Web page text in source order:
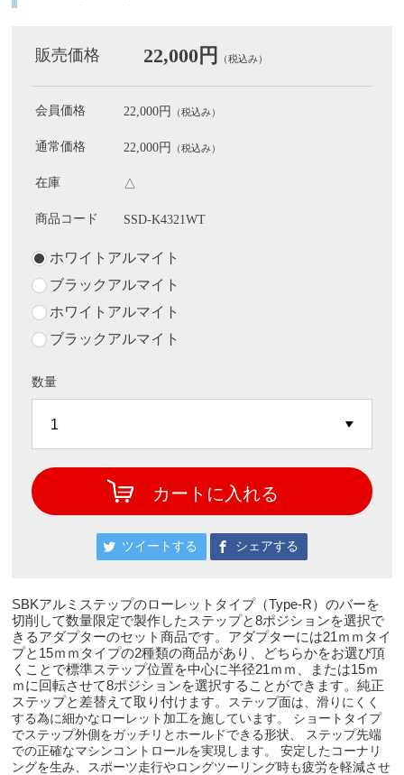
販売価格 22,000円 （税込み）
会員価格 22,000円 （税込み）
通常価格 22,000円 （税込み）
在庫 △
商品コード SSD-K4321WT
ホワイトアルマイト
ブラックアルマイト
ホワイトアルマイト
ブラックアルマイト
数量
カートに入れる
ツイートする シェアする
SBKアルミステップのローレットタイプ（Type-R）のバーを
切削して数量限定で製作したステップと8ポジションを選択で
きるアダプターのセット商品です。アダプターには21ｍｍタイ
プと15ｍｍタイプの2種類の商品があり、どちらかをお選び頂
くことで標準ステップ位置を中心に半径21ｍｍ、または15ｍ
ｍに回転させて8ポジションを選択することができます。純正
ステップと差替えて取り付けます。
ステップ面は、滑りにくく
する為に細かなローレット加工を施しています。 ショートタイプ
でステップ外側をガッチリとホールドできる形状、 ステップ先端
での正確なマシンコントロールを実現します。 安定したコーナリ
ングを生み、スポーツ走行やロングツーリング時も疲労を軽減させ